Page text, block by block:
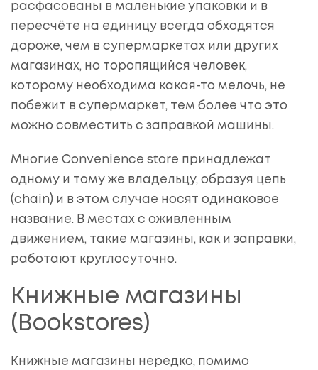
расфасованы в маленькие упаковки и в
пересчёте на единицу всегда обходятся
дороже, чем в супермаркетах или других
магазинах, но торопящийся человек,
которому необходима какая-то мелочь, не
побежит в супермаркет, тем более что это
можно совместить с заправкой машины.
Многие Convenience store принадлежат
одному и тому же владельцу, образуя цепь
(chain) и в этом случае носят одинаковое
название. В местах с оживленным
движением, такие магазины, как и заправки,
работают круглосуточно.
Книжные магазины
(Bookstores)
Книжные магазины нередко, помимо